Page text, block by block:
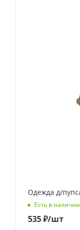
Одежда д/
Есть в
535₽/шт